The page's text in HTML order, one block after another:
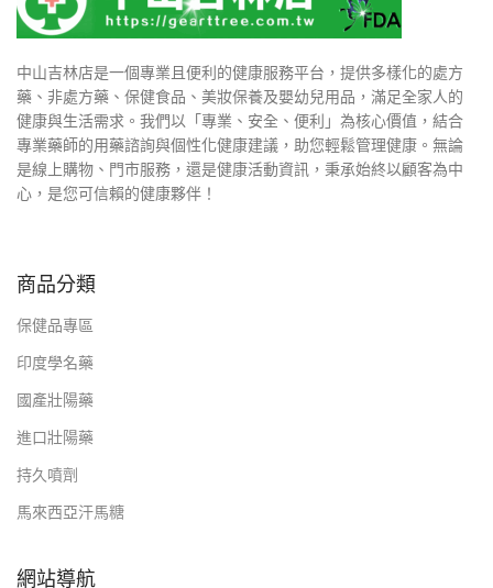
中山吉林店是一個專業且便利的健康服務平台，提供多樣化的處方
藥、非處方藥、保健食品、美妝保養及嬰幼兒用品，滿足全家人的
健康與生活需求。我們以「專業、安全、便利」為核心價值，結合
專業藥師的用藥諮詢與個性化健康建議，助您輕鬆管理健康。無論
是線上購物、門市服務，還是健康活動資訊，秉承始終以顧客為中
心，是您可信賴的健康夥伴！
商品分類
保健品專區
印度學名藥
國產壯陽藥
進口壯陽藥
持久噴劑
馬來西亞汗馬糖
網站導航